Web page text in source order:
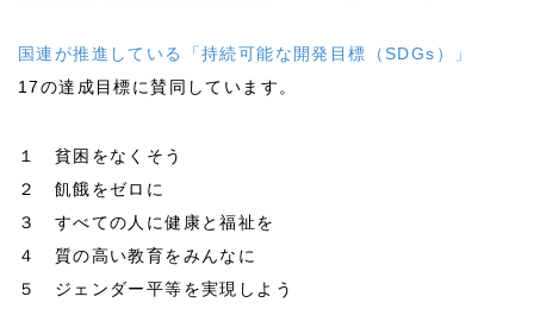
国連が推進している「持続可能な開発目標（SDGs）」
17の達成目標に賛同しています。
１ 貧困をなくそう
２ 飢餓をゼロに
３ すべての人に健康と福祉を
４ 質の高い教育をみんなに
５ ジェンダー平等を実現しよう